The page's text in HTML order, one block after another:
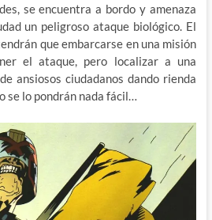
se encuentra a bordo y amenaza
un peligroso ataque biológico. El
que embarcarse en una misión
el ataque, pero localizar a una
ansiosos ciudadanos dando rienda
se lo pondrán nada fácil…